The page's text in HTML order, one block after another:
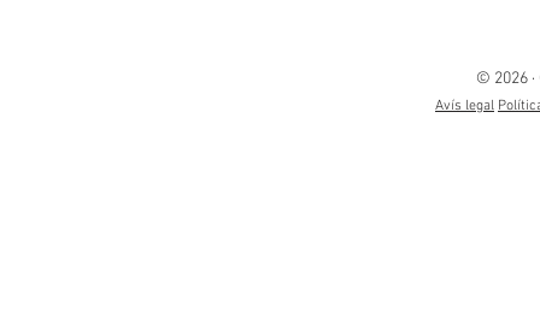
© 2026
Avís legal